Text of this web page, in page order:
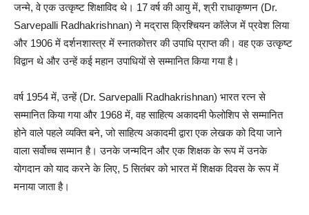
जन्मे, वे एक उत्कृष्ट शिक्षाविद थे। 17 वर्ष की आयु में, श्री राधाकृष्णन (Dr.
Sarvepalli Radhakrishnan) ने मद्रास क्रिश्चियन कॉलेज में प्रवेश लिया
और 1906 में दर्शनशास्त्र में स्नातकोत्तर की उपाधि प्राप्त की। वह एक उत्कृष्ट
विद्वान थे और उन्हें कई महान उपाधियों से सम्मानित किया गया है।
वर्ष 1954 में, उन्हें (Dr. Sarvepalli Radhakrishnan) भारत रत्न से
सम्मानित किया गया और 1968 में, वह साहित्य अकादमी फेलोशिप से सम्मानित
होने वाले पहले व्यक्ति बने, जो साहित्य अकादमी द्वारा एक लेखक को दिया जाने
वाला सर्वोच्च सम्मान है। उनके जन्मदिन और एक शिक्षक के रूप में उनके
योगदान को याद करने के लिए, 5 सितंबर को भारत में शिक्षक दिवस के रूप में
मनाया जाता है।